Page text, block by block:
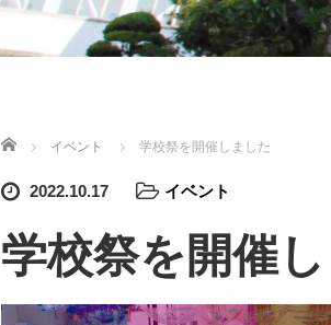
ホーム イベント 学校祭を開催しました
2022.10.17 イベント
学校祭を開催